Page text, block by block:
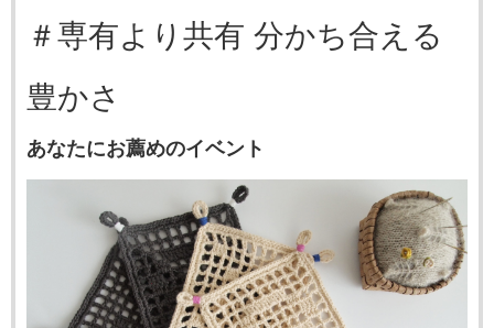
＃専有より共有 分かち合える
豊かさ
あなたにお薦めのイベント